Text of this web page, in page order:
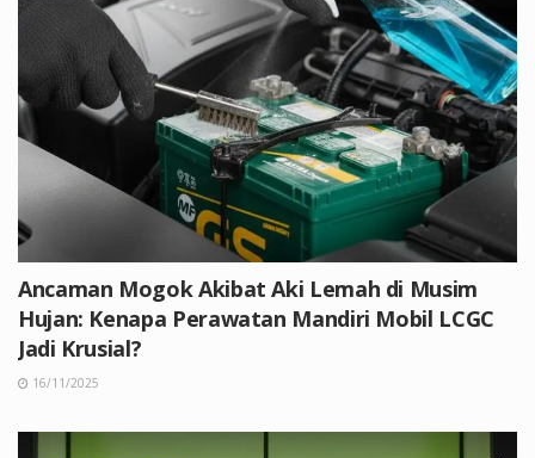
Ancaman Mogok Akibat Aki Lemah di Musim
Hujan: Kenapa Perawatan Mandiri Mobil LCGC
Jadi Krusial?
16/11/2025